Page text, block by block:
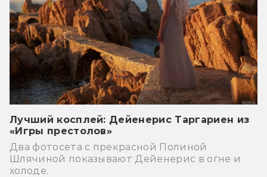
Лучший косплей: Дейенерис Таргариен из
«Игры престолов»
Два фотосета с прекрасной Полиной
Шлячиной показывают Дейенерис в огне и
холоде.